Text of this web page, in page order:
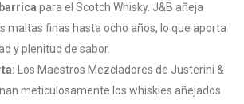
para el Scotch Whisky. J&B añeja
maltas finas hasta ocho años, lo que aporta
y plenitud de sabor.
Los Maestros Mezcladores de Justerini &
meticulosamente los whiskies añejados